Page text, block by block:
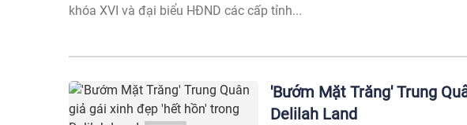
khóa XVI và đại biểu HĐND các cấp tỉnh...
'Bướm Mặt Trăng' Trung
Delilah Land